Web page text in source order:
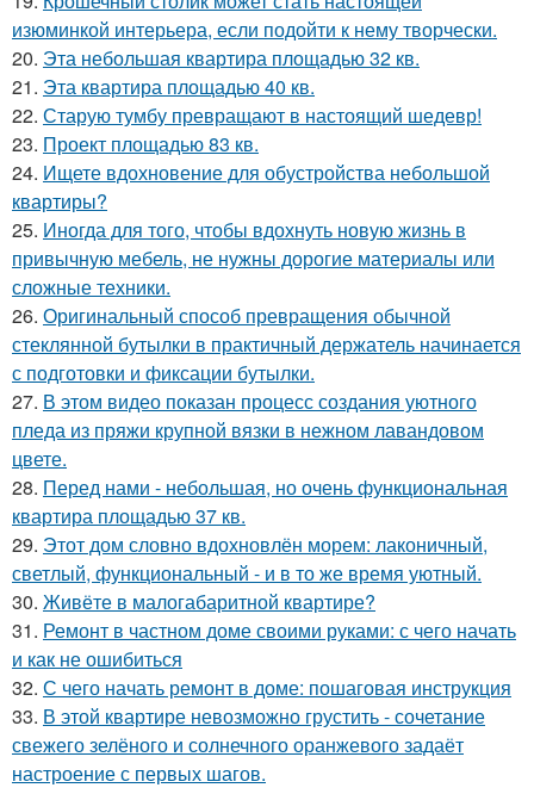
изюминкой интерьера, если подойти к нему творчески.
20. Эта небольшая квартира площадью 32 кв.
21. Эта квартира площадью 40 кв.
22. Старую тумбу превращают в настоящий шедевр!
23. Проект площадью 83 кв.
24. Ищете вдохновение для обустройства небольшой
квартиры?
25. Иногда для того, чтобы вдохнуть новую жизнь в
привычную мебель, не нужны дорогие материалы или
сложные техники.
26. Оригинальный способ превращения обычной
стеклянной бутылки в практичный держатель начинается
с подготовки и фиксации бутылки.
27. В этом видео показан процесс создания уютного
пледа из пряжи крупной вязки в нежном лавандовом
цвете.
28. Перед нами - небольшая, но очень функциональная
квартира площадью 37 кв.
29. Этот дом словно вдохновлён морем: лаконичный,
светлый, функциональный - и в то же время уютный.
30. Живёте в малогабаритной квартире?
31. Ремонт в частном доме своими руками: с чего начать
и как не ошибиться
32. С чего начать ремонт в доме: пошаговая инструкция
33. В этой квартире невозможно грустить - сочетание
свежего зелёного и солнечного оранжевого задаёт
настроение с первых шагов.